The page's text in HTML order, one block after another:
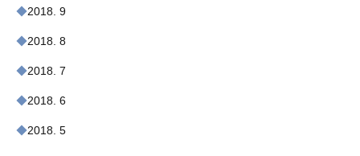
2018. 9
2018. 8
2018. 7
2018. 6
2018. 5